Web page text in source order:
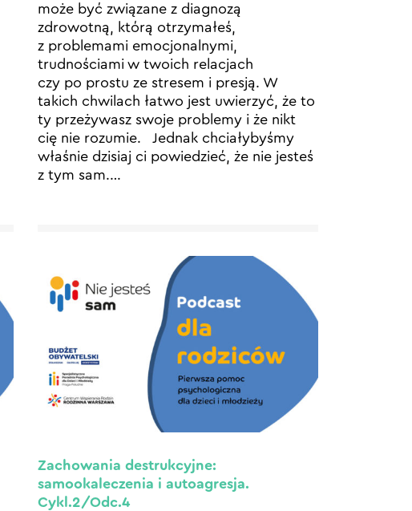
może być związane z diagnozą
zdrowotną, którą otrzymałeś,
z problemami emocjonalnymi,
trudnościami w twoich relacjach
czy po prostu ze stresem i presją. W
takich chwilach łatwo jest uwierzyć, że to
ty przeżywasz swoje problemy i że nikt
cię nie rozumie. Jednak chciałybyśmy
właśnie dzisiaj ci powiedzieć, że nie jesteś
z tym sam.…
Zachowania destrukcyjne:
samookaleczenia i autoagresja.
Cykl.2/Odc.4